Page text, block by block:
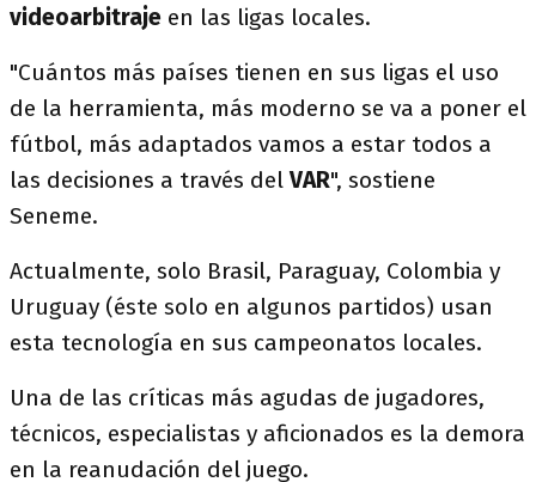
videoarbitraje en las ligas locales.
"Cuántos más países tienen en sus ligas el uso
de la herramienta, más moderno se va a poner el
fútbol, más adaptados vamos a estar todos a
las decisiones a través delVAR", sostiene
Seneme.
Actualmente, solo Brasil, Paraguay, Colombia y
Uruguay (éste solo en algunos partidos) usan
esta tecnología en sus campeonatos locales.
Una de las críticas más agudas de jugadores,
técnicos, especialistas y aficionados es la demora
en la reanudación del juego.